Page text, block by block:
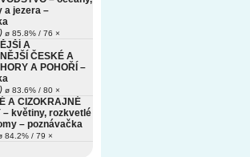
a jezera –
ø 85.8% / 76 ×
A
ČESKÉ A
A POHOŘÍ –
ø 83.6% / 80 ×
A CIZOKRAJNÉ
– květiny, rozkvetlé
– poznávačka
84.2% / 79 ×